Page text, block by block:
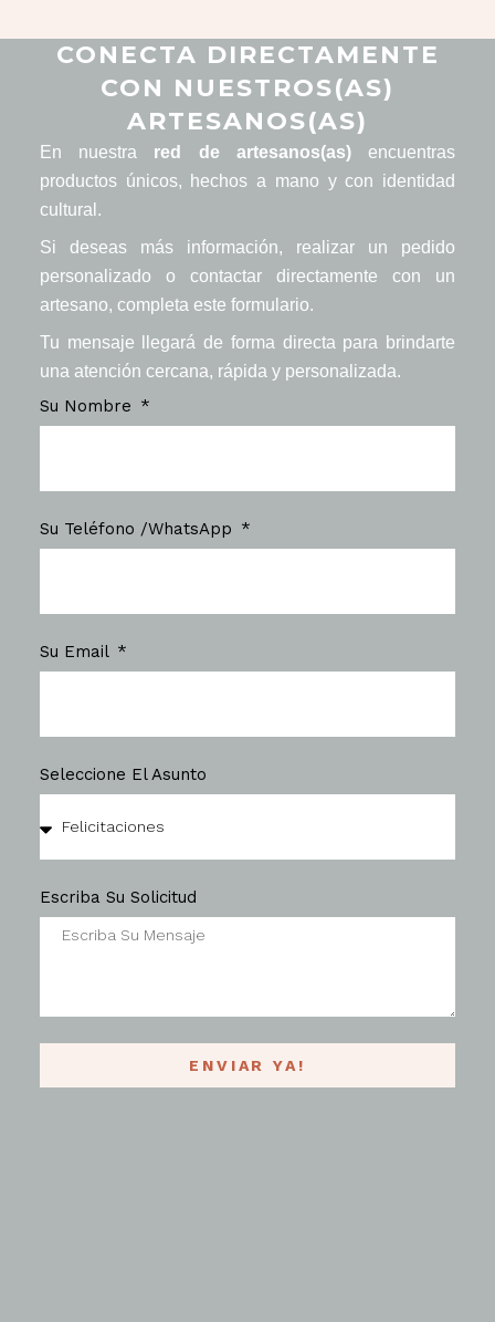
CONECTA DIRECTAMENTE
CON NUESTROS(AS)
ARTESANOS(AS)
En nuestra red de artesanos(as)encuentras
productos únicos, hechos a mano y con identidad
cultural.
Si deseas más información, realizar un pedido
personalizado o contactar directamente con un
artesano, completa este formulario.
Tu mensaje llegará de forma directa para brindarte
una atención cercana, rápida y personalizada.
Su Nombre
Su Teléfono /WhatsApp
Su Email
Seleccione El Asunto
Escriba Su Solicitud
ENVIAR YA!